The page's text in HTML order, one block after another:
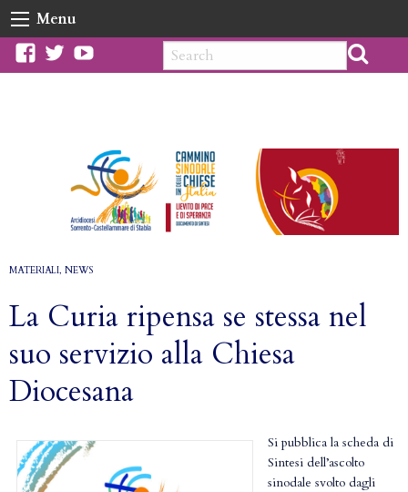
Skip
to
content
Menu
facebook
twitteryoutube
MATERIALI, NEWS
La Curia ripensa se stessa nel
suo servizio alla Chiesa
Diocesana
Si pubblica la scheda di
Sintesi dell’ascolto
sinodale svolto dagli